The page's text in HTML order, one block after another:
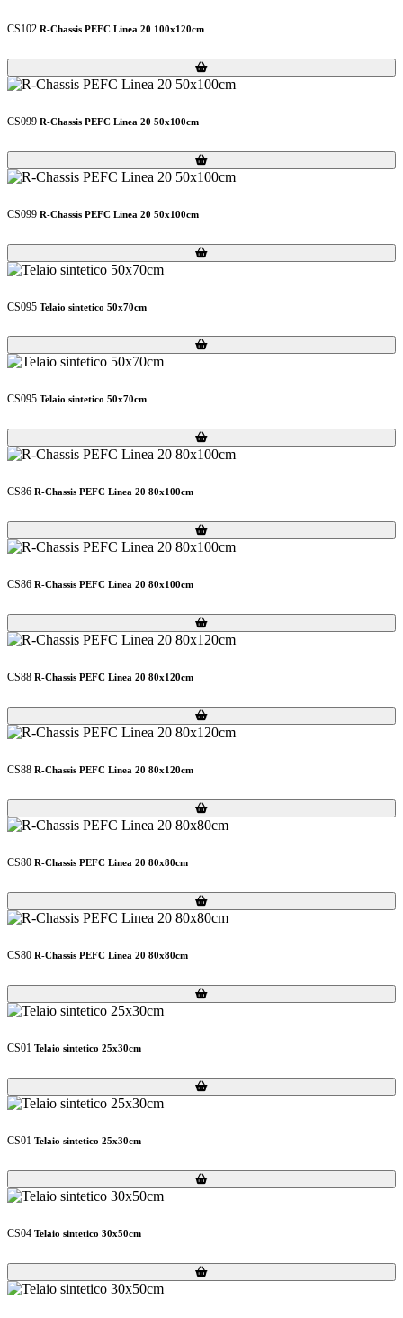
CS102 R-Chassis PEFC Linea 20 100x120cm
Loading...
Loading...
CS099 R-Chassis PEFC Linea 20 50x100cm
Loading...
Loading...
CS099 R-Chassis PEFC Linea 20 50x100cm
Loading...
Loading...
CS095 Telaio sintetico 50x70cm
Loading...
Loading...
CS095 Telaio sintetico 50x70cm
Loading...
Loading...
CS86 R-Chassis PEFC Linea 20 80x100cm
Loading...
Loading...
CS86 R-Chassis PEFC Linea 20 80x100cm
Loading...
Loading...
CS88 R-Chassis PEFC Linea 20 80x120cm
Loading...
Loading...
CS88 R-Chassis PEFC Linea 20 80x120cm
Loading...
Loading...
CS80 R-Chassis PEFC Linea 20 80x80cm
Loading...
Loading...
CS80 R-Chassis PEFC Linea 20 80x80cm
Loading...
Loading...
CS01 Telaio sintetico 25x30cm
Loading...
Loading...
CS01 Telaio sintetico 25x30cm
Loading...
Loading...
CS04 Telaio sintetico 30x50cm
Loading...
Loading...